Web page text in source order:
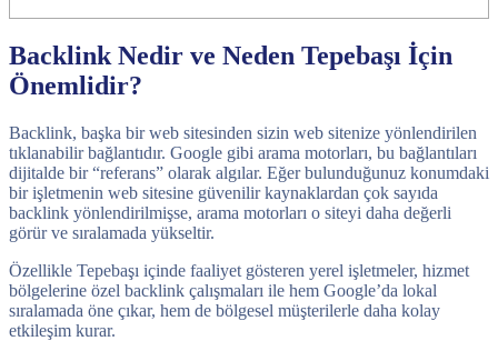
Backlink Nedir ve Neden Tepebaşı İçin
Önemlidir?
Backlink, başka bir web sitesinden sizin web sitenize yönlendirilen
tıklanabilir bağlantıdır. Google gibi arama motorları, bu bağlantıları
dijitalde bir “referans” olarak algılar. Eğer bulunduğunuz konumdaki
bir işletmenin web sitesine güvenilir kaynaklardan çok sayıda
backlink yönlendirilmişse, arama motorları o siteyi daha değerli
görür ve sıralamada yükseltir.
Özellikle Tepebaşı içinde faaliyet gösteren yerel işletmeler, hizmet
bölgelerine özel backlink çalışmaları ile hem Google’da lokal
sıralamada öne çıkar, hem de bölgesel müşterilerle daha kolay
etkileşim kurar.